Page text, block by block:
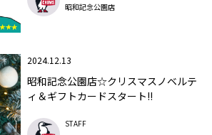
昭和記念公園店
2024.12.13
昭和記念公園店☆クリスマスノベルテ
ィ＆ギフトカードスタート!!
STAFF